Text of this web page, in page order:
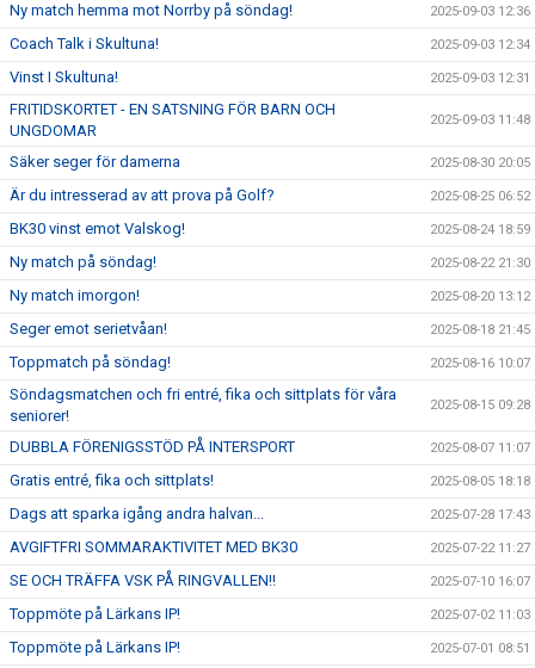
Ny match hemma mot Norrby på söndag! 2025-09-03 12:36
Coach Talk i Skultuna! 2025-09-03 12:34
Vinst I Skultuna! 2025-09-03 12:31
FRITIDSKORTET - EN SATSNING FÖR BARN OCH
UNGDOMAR
2025-09-03 11:48
Säker seger för damerna 2025-08-30 20:05
Är du intresserad av att prova på Golf? 2025-08-25 06:52
BK30 vinst emot Valskog! 2025-08-24 18:59
Ny match på söndag! 2025-08-22 21:30
Ny match imorgon! 2025-08-20 13:12
Seger emot serietvåan! 2025-08-18 21:45
Toppmatch på söndag! 2025-08-16 10:07
Söndagsmatchen och fri entré, fika och sittplats för våra
seniorer!
2025-08-15 09:28
DUBBLA FÖRENIGSSTÖD PÅ INTERSPORT 2025-08-07 11:07
Gratis entré, fika och sittplats! 2025-08-05 18:18
Dags att sparka igång andra halvan... 2025-07-28 17:43
AVGIFTFRI SOMMARAKTIVITET MED BK30 2025-07-22 11:27
SE OCH TRÄFFA VSK PÅ RINGVALLEN!! 2025-07-10 16:07
Toppmöte på Lärkans IP! 2025-07-02 11:03
Toppmöte på Lärkans IP! 2025-07-01 08:51